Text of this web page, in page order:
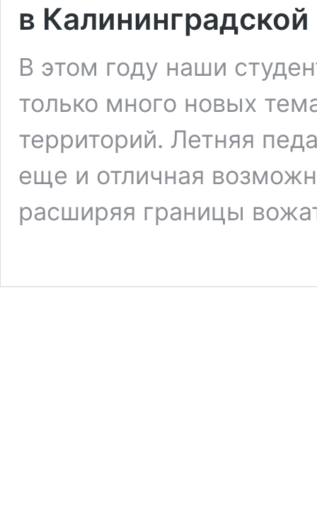
в
В этом году наши
только много новых
территорий. Летняя
еще и отличная
расширяя границы